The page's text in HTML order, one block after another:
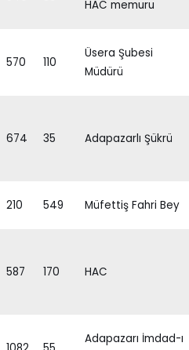
HAC memuru
570 110
Üsera Şubesi
Müdürü
674 35 Adapazarlı Şükrü
210 549 Müfettiş Fahri Bey
587 170 HAC
Adapazarı İmdad-ı